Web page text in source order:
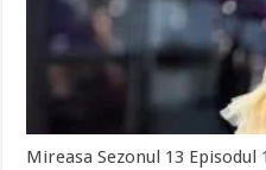
Mireasa Sezonul 13 Episodul